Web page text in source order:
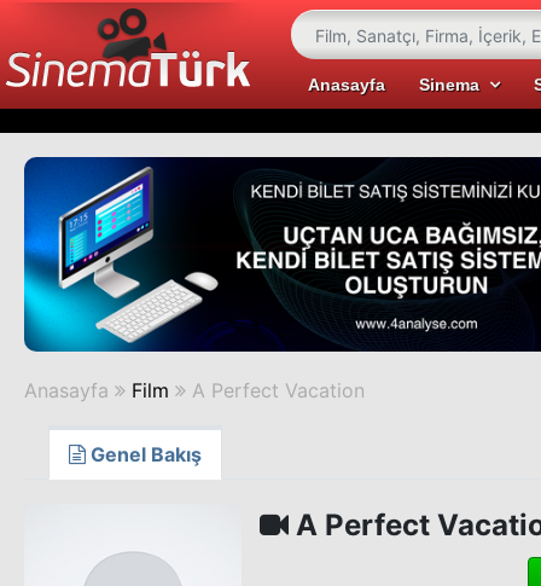
Anasayfa Sinema
Anasayfa Film A Perfect Vacation
Genel Bakış
A Perfect